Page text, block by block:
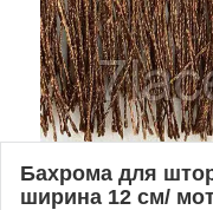
Бахрома для
ширина 12 см/